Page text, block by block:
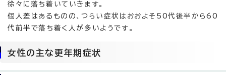
徐々に落ち着いていきます。
個人差はあるものの、つらい症状はおおよそ50代後半から60
代前半で落ち着く人が多いようです。
女性の主な更年期症状